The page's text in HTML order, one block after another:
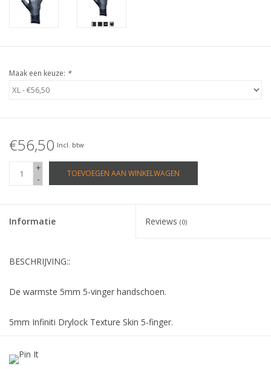
Maak een keuze: *
€56,50 Incl. btw
+
-
TOEVOEGEN AAN WINKELWAGEN
Informatie Reviews (0)
BESCHRIJVING::
De warmste 5mm 5-vinger handschoen.
5mm Infiniti Drylock Texture Skin 5-finger.
• Drylock Seal